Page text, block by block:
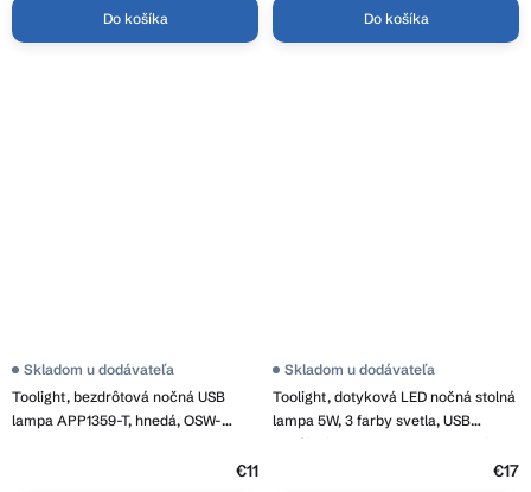
Do košíka Do košíka
Toolight, bezdrôtová nočná USB
lampa APP1359-T, hnedá, OSW-
Skladom u dodávateľa
€11
Toolight, dotyková LED nočná stolná
lampa 5W, 3 farby svetla, USB
napájanie, APP1370-T WHITE, biela,
Skladom u dodávateľa
€17